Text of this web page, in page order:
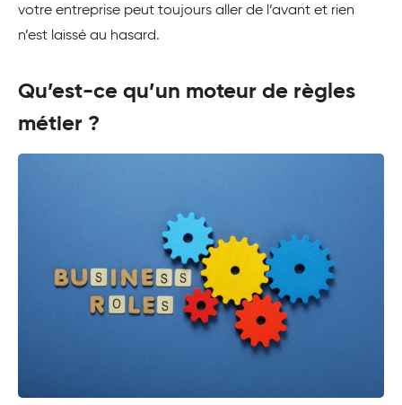
votre entreprise peut toujours aller de l’avant et rien
n’est laissé au hasard.
Qu’est-ce qu’un moteur de règles
métier ?